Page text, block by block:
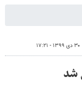
۳۰ دی ۱۳۹۹ - ۱۷:۲۱
شد